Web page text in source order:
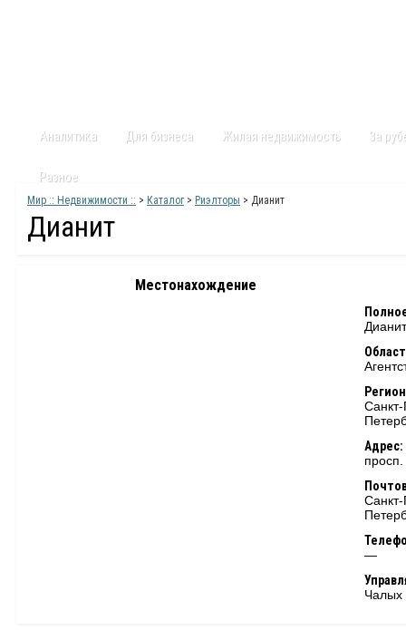
Аналитика Для бизнеса Жилая недвижимость За
Разное
Мир :: Недвижимости :: > Каталог> Риэлторы > Дианит
Дианит
Местонахождение
Дианит
Санкт-
Адрес:
Санкт-
—
Чалых